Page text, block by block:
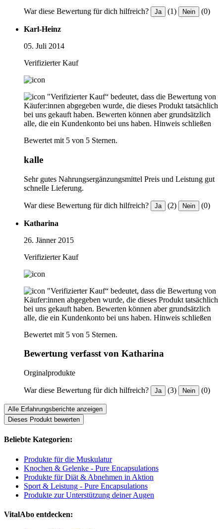
War diese Bewertung für dich hilfreich? Ja (1) Nein (0)
Karl-Heinz
05. Juli 2014
Verifizierter Kauf
"Verifizierter Kauf“ bedeutet, dass die Bewertung von
Käufer:innen abgegeben wurde, die dieses Produkt tatsächlich
bei uns gekauft haben. Bewerten können aber grundsätzlich
alle, die ein Kundenkonto bei uns haben. Hinweis schließen
Bewertet mit 5 von 5 Sternen.
kalle
Sehr gutes Nahrungsergänzungsmittel Preis und Leistung gut
schnelle Lieferung.
War diese Bewertung für dich hilfreich? Ja (2) Nein (0)
Katharina
26. Jänner 2015
Verifizierter Kauf
"Verifizierter Kauf“ bedeutet, dass die Bewertung von
Käufer:innen abgegeben wurde, die dieses Produkt tatsächlich
bei uns gekauft haben. Bewerten können aber grundsätzlich
alle, die ein Kundenkonto bei uns haben. Hinweis schließen
Bewertet mit 5 von 5 Sternen.
Bewertung verfasst von Katharina
Orginalprodukte
War diese Bewertung für dich hilfreich? Ja (3) Nein (0)
Alle Erfahrungsberichte anzeigen
Dieses Produkt bewerten
Beliebte Kategorien:
Produkte für die Muskulatur
Knochen & Gelenke - Pure Encapsulations
Produkte für Diät & Abnehmen in Aktion
Sport & Leistung - Pure Encapsulations
Produkte zur Unterstützung deiner Augen
VitalAbo entdecken: